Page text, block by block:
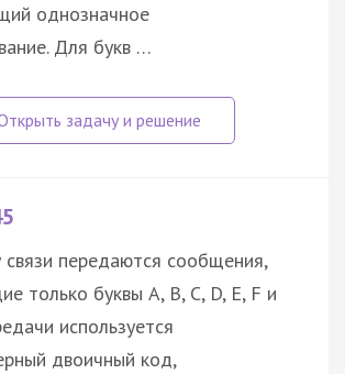
однозначное
Для букв …
связи передаются сообщения,
только буквы A, B, C, D, E, F и
используется
двоичный код,